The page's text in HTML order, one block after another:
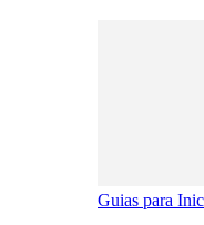
Guias para